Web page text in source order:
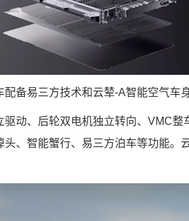
备易三方技术和云辇-A智能空气车
驱动、后轮双电机独立转向、VMC
头、智能蟹行、易三方泊车等功能。